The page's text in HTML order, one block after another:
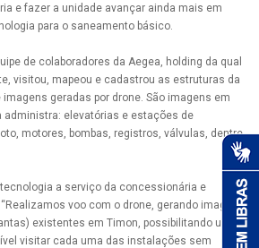
e fazer a unidade avançar ainda mais em
para o saneamento básico.
de colaboradores da Aegea, holding da qual
visitou, mapeou e cadastrou as estruturas da
geradas por drone. São imagens em
administra: elevatórias e estações de
motores, bombas, registros, válvulas, dentre
a serviço da concessionária e
voo com o drone, gerando imagens
existentes em Timon, possibilitando um
visitar cada uma das instalações sem